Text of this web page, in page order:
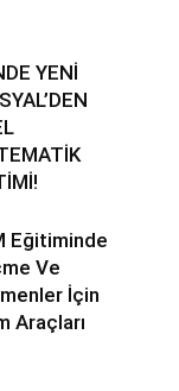
YENİ
Eğitiminde
Ve
İçin
Araçları